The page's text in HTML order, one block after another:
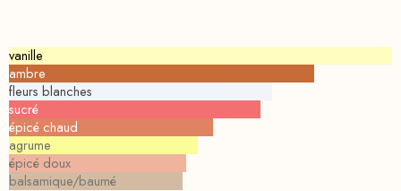
vanille
ambre
fleurs blanches
sucré
épicé chaud
agrume
épicé doux
balsamique/baumé